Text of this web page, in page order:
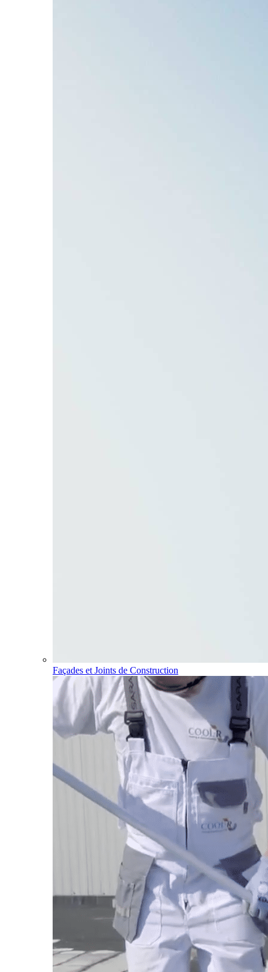
Façades et Joints de Construction